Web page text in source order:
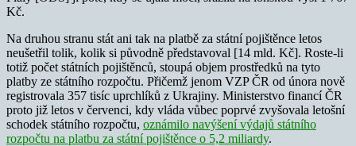
Kč.
Na druhou stranu stát ani tak na platbě za státní pojištěnce letos
neušetřil tolik, kolik si původně představoval [14 mld. Kč]. Roste-li
totiž počet státních pojištěnců, stoupá objem prostředků na tyto
platby ze státního rozpočtu. Přičemž jenom VZP ČR od února nově
registrovala 357 tisíc uprchlíků z Ukrajiny. Ministerstvo financí ČR
proto již letos v červenci, kdy vláda vůbec poprvé zvyšovala letošní
schodek státního rozpočtu, oznámilo navýšení výdajů státního
rozpočtu na platbu za státní pojištěnce o 5,2 miliardy.